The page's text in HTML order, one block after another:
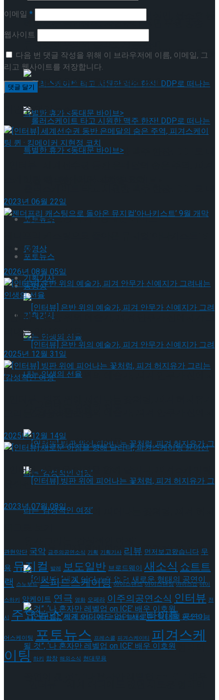
‘비바! 뮤지컬’ 진행 … 김지훈, 신성민, 윤소호 등
뮤지컬 배우와의 콜라보 제품 판매
롤러스케이트 타고 시원한 맥주 한잔! DDP로 떠
포토뉴스
동영상
기획기사
[인터뷰] 은반 위의 예술가, 피겨 안무가 신예지
[인터뷰] 빙판 위에 피어나는 꽃처럼, 피겨 허지
[인터뷰] “세계 어디에도 없던 새로운 형태의
혜화로운 공연생활, 자립준비 청년 후원 방송
‘비바! 뮤지컬’ 진행 … 김지훈, 신성민, 윤소호 등
뮤지컬 배우와의 콜라보 제품 판매
나는 특별한 휴가 <동대문 바이브>
포토뉴스
동영상
기획기사
가 그려내는 인생의 선율
[인터뷰] 빙판 위에 피어나는 꽃처럼, 피겨 허지
유가 그리는 ‘감성적인 여정’
이메일 *
웹사이트
다음 번 댓글 작성을 위해 이 브라우저에 이름, 이메일, 그
리고 웹사이트를 저장합니다.
이번주 인기뉴스
2023년 06월 22일
월 개막
2026년 08월 05일
[인터뷰] 은반 위의 예술가, 피겨 안무가 신예지가 그
려내는 인생의 선율
2025년 12월 31일
2025년 12월 14일
[인터뷰] 새로운 아침을 향해 달리다, 피겨스케이팅
윤아선
2023년 07월 08일
관현악단 국악 금주의공연소식 기획 기획기사 리뷰 먼저보고왔습니다 무
용 뮤지컬 발레 보도일반 브로드웨이 새소식쇼트트
랙 스노보드 스피드스케이팅 아이스댄스 아이스댄싱 아이스쇼 아이
스하키 앙케이트 연극 영화 오페라 이주의공연소식 인터뷰 전
시 주요뉴스 창극 창작가무극 콘서트 클래식 타이틀 판소리 페
어스케이팅 포토뉴스 프레스콜 피겨스케이티 피겨스케
이팅 하키 합창 해외소식 현대무용